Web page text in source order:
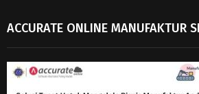
ACCURATE ONLINE MANUFAKTUR